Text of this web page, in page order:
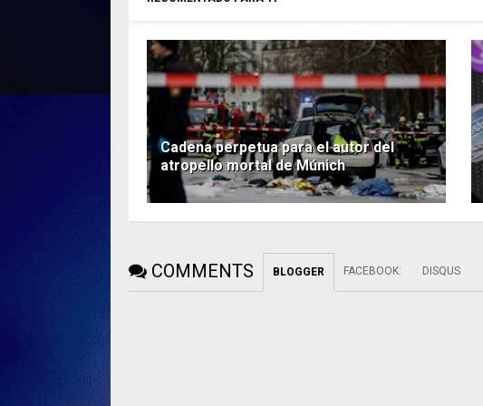
Cadena perpetua para el autor del
atropello mortal de Múnich
COMMENTS BLOGGER FACEBOOK: DISQUS